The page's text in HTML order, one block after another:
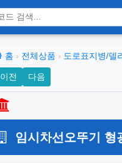
홈 › 전체상품 › 도로표지병/델
이전 다음
임시차선오뚜기 형